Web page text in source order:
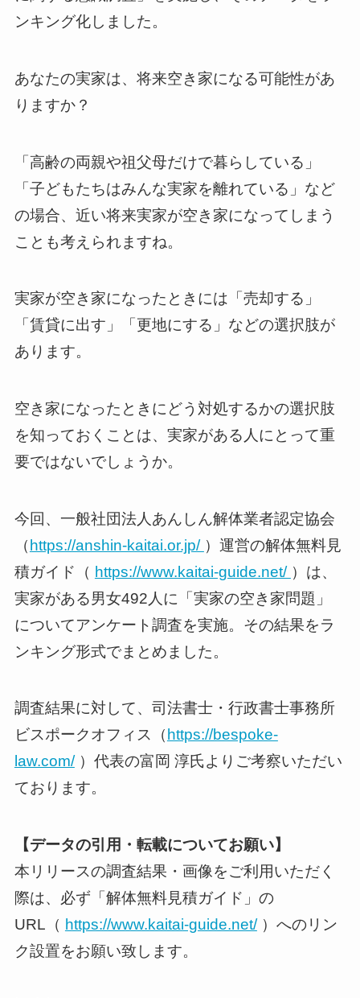
ンキング化しました。
あなたの実家は、将来空き家になる可能性があ
りますか？
「高齢の両親や祖父母だけで暮らしている」
「子どもたちはみんな実家を離れている」など
の場合、近い将来実家が空き家になってしまう
ことも考えられますね。
実家が空き家になったときには「売却する」
「賃貸に出す」「更地にする」などの選択肢が
あります。
空き家になったときにどう対処するかの選択肢
を知っておくことは、実家がある人にとって重
要ではないでしょうか。
今回、一般社団法人あんしん解体業者認定協会
（https://anshin-kaitai.or.jp/ ）運営の解体無料見
積ガイド（ https://www.kaitai-guide.net/ ）は、
実家がある男女492人に「実家の空き家問題」
についてアンケート調査を実施。その結果をラ
ンキング形式でまとめました。
調査結果に対して、司法書士・行政書士事務所
ビスポークオフィス（ https://bespoke-
law.com/）代表の富岡 淳氏よりご考察いただい
ております。
【データの引用・転載についてお願い】
本リリースの調査結果・画像をご利用いただく
際は、必ず「解体無料見積ガイド」の
URL（ https://www.kaitai-guide.net/）へのリン
ク設置をお願い致します。